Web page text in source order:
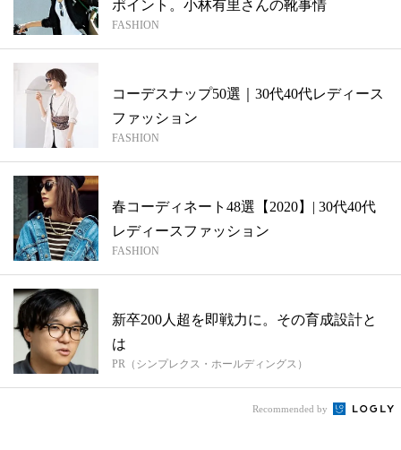
ポイント。小林有里さんの靴事情
FASHION
コーデスナップ50選｜30代40代レディース
ファッション
FASHION
春コーディネート48選【2020】| 30代40代
レディースファッション
FASHION
新卒200人超を即戦力に。その育成設計と
は
PR（シンプレクス・ホールディングス）
Recommended by